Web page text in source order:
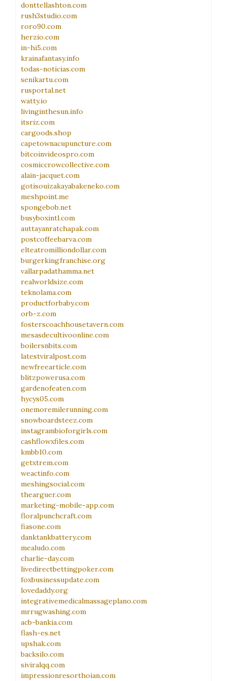
donttellashton.com
rush3studio.com
roro90.com
herzio.com
in-hi5.com
krainafantasy.info
todas-noticias.com
senikartu.com
rusportal.net
watty.io
livinginthesun.info
itsriz.com
cargoods.shop
capetownacupuncture.com
bitcoinvideospro.com
cosmiccrowcollective.com
alain-jacquet.com
gotisouizakayabakeneko.com
meshpoint.me
spongebob.net
busyboxintl.com
auttayanratchapak.com
postcoffeebarva.com
elteatromilliondollar.com
burgerkingfranchise.org
vallarpadathamma.net
realworldsize.com
teknolama.com
productforbaby.com
orb-z.com
fosterscoachhousetavern.com
mesasdecultivoonline.com
boilersnbits.com
latestviralpost.com
newfreearticle.com
blitzpowerusa.com
gardenofeaten.com
hycys05.com
onemoremilerunning.com
snowboardsteez.com
instagrambioforgirls.com
cashflowxfiles.com
kmbb10.com
getxtrem.com
weactinfo.com
meshingsocial.com
thearguer.com
marketing-mobile-app.com
floralpunchcraft.com
fiasone.com
danktankbattery.com
mealudo.com
charlie-day.com
livedirectbettingpoker.com
foxbusinessupdate.com
lovedaddy.org
integrativemedicalmassageplano.com
mrrugwashing.com
acb-bankia.com
flash-es.net
upshak.com
backsilo.com
siviralqq.com
impressionresorthoian.com